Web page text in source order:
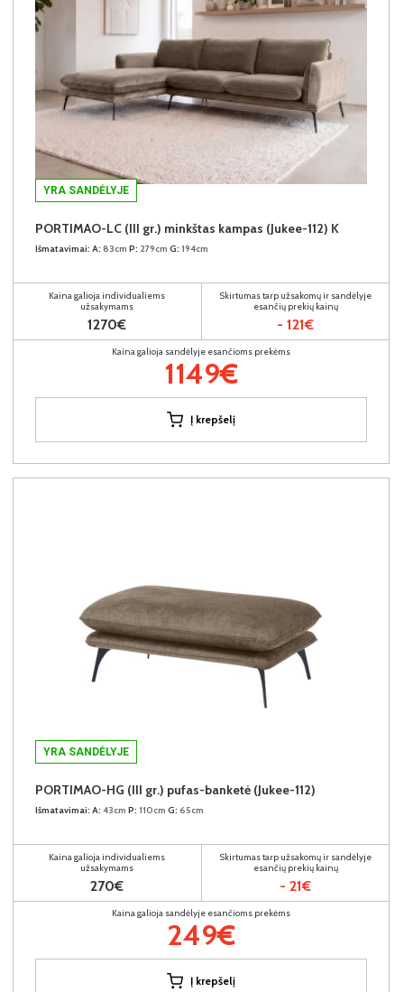
YRA SANDĖLYJE
PORTIMAO-LC (III gr.) minkštas kampas (Jukee-112) K
Išmatavimai: A: 83cm P: 279cm G: 194cm
Kaina galioja individualiems
užsakymams
1270€
Skirtumas tarp užsakomų ir sandėlyje
esančių prekių kainų
- 121€
Kaina galioja sandėlyje esančioms prekėms
1149€
Į krepšelį
YRA SANDĖLYJE
PORTIMAO-HG (III gr.) pufas-banketė (Jukee-112)
Išmatavimai: A: 43cm P: 110cm G: 65cm
Kaina galioja individualiems
užsakymams
270€
Skirtumas tarp užsakomų ir sandėlyje
esančių prekių kainų
- 21€
Kaina galioja sandėlyje esančioms prekėms
249€
Į krepšelį